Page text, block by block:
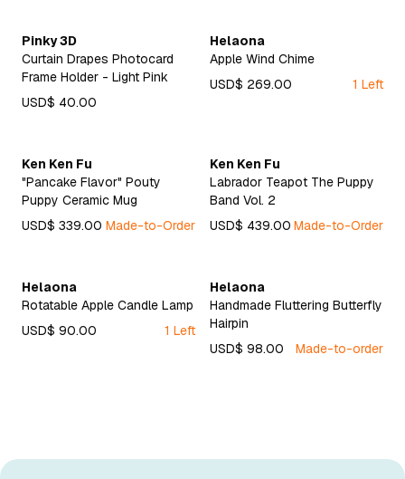
Pinky 3D
Curtain Drapes Photocard
Frame Holder - Light Pink
USD$ 40.00
Helaona
Apple Wind Chime
USD$ 269.00
1 Left
Ken Ken Fu
"Pancake Flavor" Pouty
Puppy Ceramic Mug
USD$ 339.00 Made-to-Order
Ken Ken Fu
Labrador Teapot The Puppy
Band Vol. 2
USD$ 439.00 Made-to-Order
Helaona
Rotatable Apple Candle Lamp
USD$ 90.00
1 Left
Helaona
Handmade Fluttering Butterfly
Hairpin
USD$ 98.00
Made-to-order